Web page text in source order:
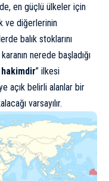
en güçlü ülkeler için
ve diğerlerinin
balık stoklarını
nerede başladığı
” ilkesi
açık belirli alanlar bir
varsayılır.